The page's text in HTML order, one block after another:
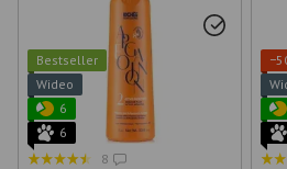
Bestseller
Wideo
6
6
8